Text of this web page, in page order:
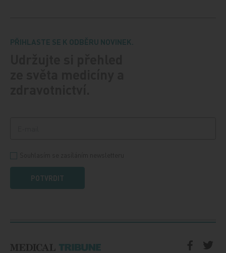
PŘIHLASTE SE K ODBĚRU NOVINEK.
POTVRDIT